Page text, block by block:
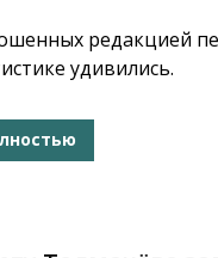
редакцией
удивились.